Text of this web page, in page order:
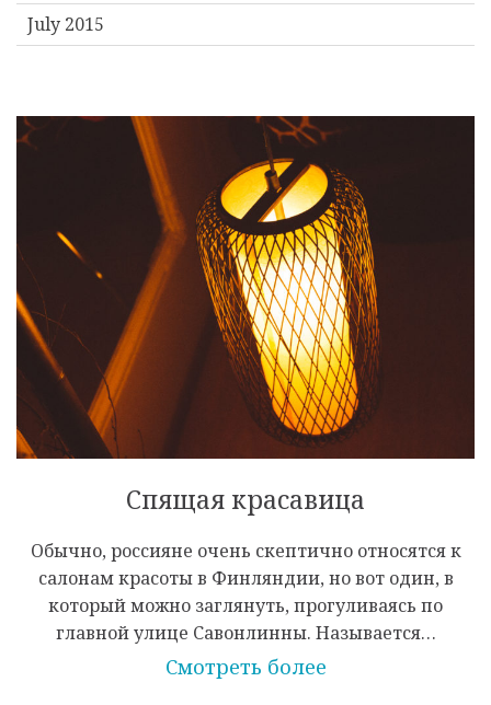
July 2015
Спящая красавица
Обычно, россияне очень скептично относятся к
салонам красоты в Финляндии, но вот один, в
который можно заглянуть, прогуливаясь по
главной улице Савонлинны. Называется…
Смотреть более